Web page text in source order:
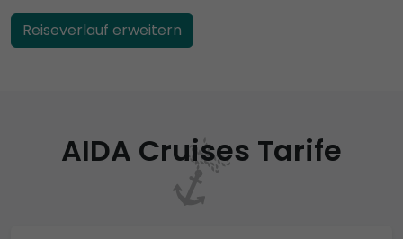
Reiseverlauf erweitern
AIDA Cruises Tarife